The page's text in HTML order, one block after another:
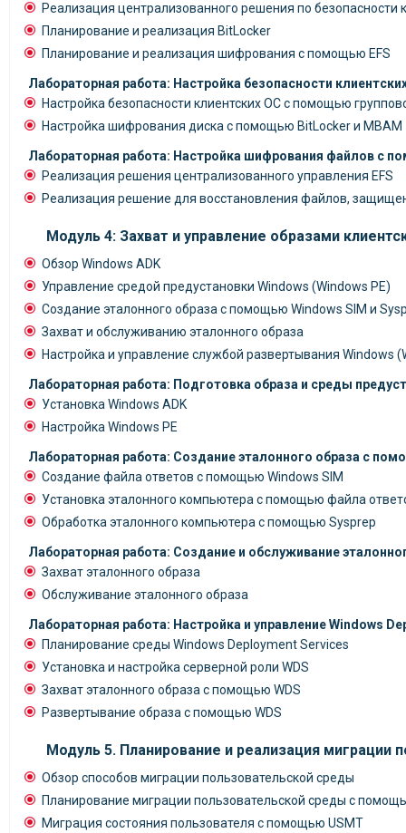
Реализация централизованного решения по безопасности
Планирование и реализация BitLocker
Планирование и реализация шифрования с помощью EFS
Лабораторная работа: Настройка безопасности
Настройка безопасности клиентских ОС с помощью
Настройка шифрования диска с помощью BitLocker и MBAM
Лабораторная работа: Настройка шифрования файлов с
Реализация решения централизованного управления EFS
Реализация решение для восстановления файлов,
Модуль 4: Захват и управление образами
Обзор Windows ADK
Управление средой предустановки Windows (Windows PE)
Создание эталонного образа с помощью Windows SIM и
Захват и обслуживанию эталонного образа
Настройка и управление службой развертывания Windows
Лабораторная работа: Подготовка образа и среды
Установка Windows ADK
Настройка Windows PE
Лабораторная работа: Создание эталонного образа с
Создание файла ответов с помощью Windows SIM
Установка эталонного компьютера с помощью файла
Обработка эталонного компьютера с помощью Sysprep
Лабораторная работа: Создание и обслуживание
Захват эталонного образа
Обслуживание эталонного образа
Лабораторная работа: Настройка и управление Windows
Планирование среды Windows Deployment Services
Установка и настройка серверной роли WDS
Захват эталонного образа с помощью WDS
Развертывание образа с помощью WDS
Модуль 5. Планирование и реализация миграции
Обзор способов миграции пользовательской среды
Планирование миграции пользовательской среды с
Миграция состояния пользователя с помощью USMT